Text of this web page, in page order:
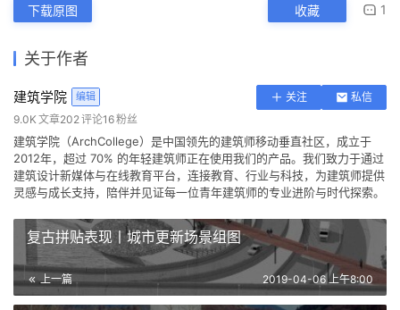
下载原图 收藏 1
关于作者
建筑学院 编辑 关注
私信
9.0K 文章202评论16粉丝
建筑学院（ArchCollege）是中国领先的建筑师移动垂直社区，成立于
2012年，超过 70% 的年轻建筑师正在使用我们的产品。我们致力于通过
建筑设计新媒体与在线教育平台，连接教育、行业与科技，为建筑师提供
灵感与成长支持，陪伴并见证每一位青年建筑师的专业进阶与时代探索。
复古拼贴表现丨城市更新场景组图
上一篇 2019-04-06 上午8:00